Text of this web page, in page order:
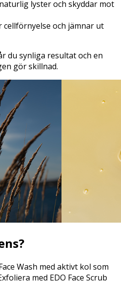
lyster och skyddar mot
cellförnyelse och jämnar ut
du synliga resultat och en
gör skillnad.
Wash med aktivt kol som
med EDO Face Scrub